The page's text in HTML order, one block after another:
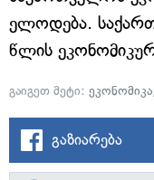
ელოდება.
წლის
გაიგეთ მეტი: ეკონომიკა,
გაზიარება